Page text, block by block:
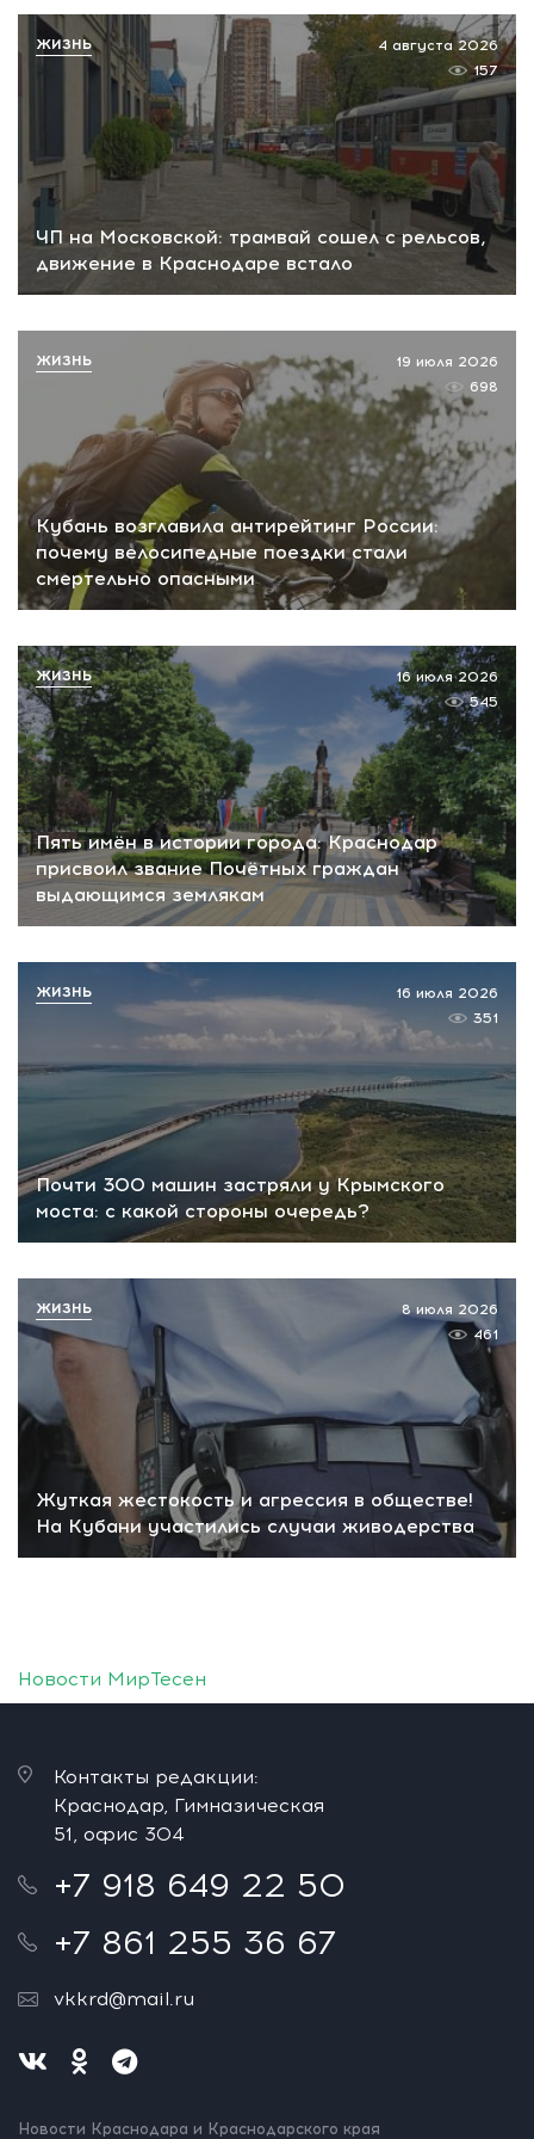
ЧП на Московской: трамвай сошел с рельсов,
движение в Краснодаре встало
4 августа 2026
157
ЖИЗНЬ
Кубань возглавила антирейтинг России:
почему велосипедные поездки стали
смертельно опасными
19 июля 2026
698
ЖИЗНЬ
Пять имён в истории города: Краснодар
присвоил звание Почётных граждан
выдающимся землякам
16 июля 2026
545
ЖИЗНЬ
Почти 300 машин застряли у Крымского
моста: с какой стороны очередь?
16 июля 2026
351
ЖИЗНЬ
Жуткая жестокость и агрессия в обществе!
На Кубани участились случаи живодерства
8 июля 2026
461
ЖИЗНЬ
Новости МирТесен
Контакты редакции:
Краснодар, Гимназическая
51, офис 304
+7 918 649 22 50
+7 861 255 36 67
vkkrd@mail.ru
Новости Краснодара и Краснодарского края